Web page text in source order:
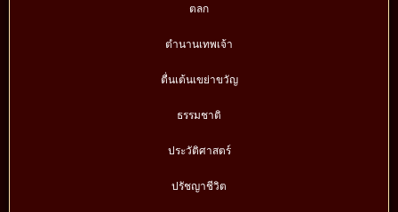
ตลก
ตำนานเทพเจ้า
ตื่นเต้นเขย่าขวัญ
ธรรมชาติ
ประวัติศาสตร์
ปรัชญาชีวิต